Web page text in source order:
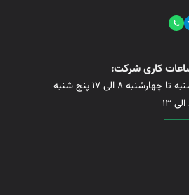
کاری شرکت:
شنبه تا چهارشنبه 8 الی 17 پنج شنبه